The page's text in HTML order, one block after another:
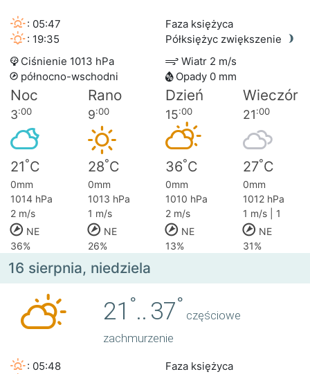
: 05:47
: 19:35
Faza księżyca
Półksiężyc zwiększenie
Ciśnienie 1013 hPa
Wiatr 2 m/s
północno-wschodni
Opady 0 mm
Noc Rano Dzień Wieczór
3:00 9:00 15:00 21:00
21°C 28°C 36°C 27°C
0mm 0mm 0mm
0mm
1014 hPa
1013 hPa 1010 hPa
1012 hPa
2 m/s
1 m/s 2 m/s
1 m/s | 1
NE
NE NE
NE
36%
26% 13% 31%
16 sierpnia, niedziela
21 °.. 37°
częściowe
zachmurzenie
: 05:48
Faza księżyca